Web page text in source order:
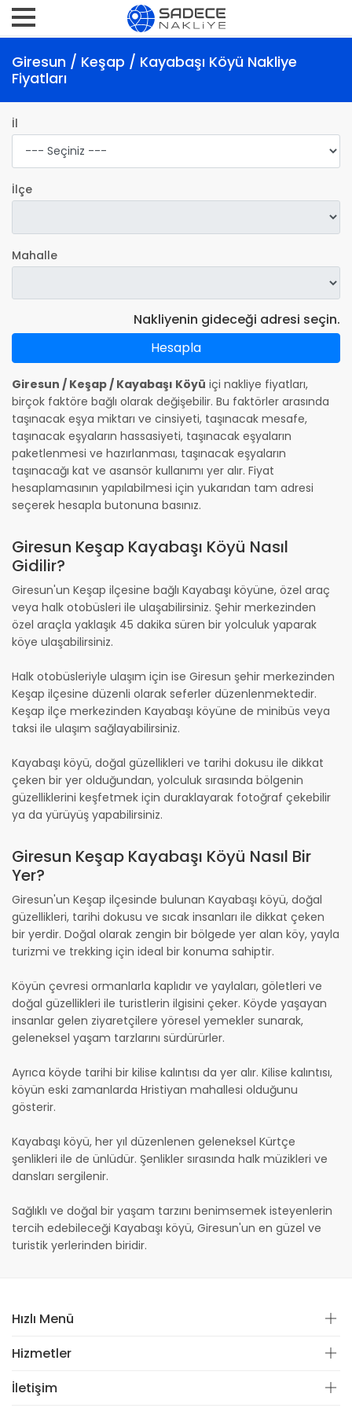
Giresun / Keşap / Kayabaşı Köyü Nakliye
Fiyatları
İl
İlçe
Mahalle
Nakliyenin gideceği adresi seçin.
Hesapla
Giresun / Keşap / Kayabaşı Köyü içi nakliye fiyatları,
birçok faktöre bağlı olarak değişebilir. Bu faktörler arasında
taşınacak eşya miktarı ve cinsiyeti, taşınacak mesafe,
taşınacak eşyaların hassasiyeti, taşınacak eşyaların
paketlenmesi ve hazırlanması, taşınacak eşyaların
taşınacağı kat ve asansör kullanımı yer alır. Fiyat
hesaplamasının yapılabilmesi için yukarıdan tam adresi
seçerek hesapla butonuna basınız.
Giresun Keşap Kayabaşı Köyü Nasıl
Gidilir?
Giresun'un Keşap ilçesine bağlı Kayabaşı köyüne, özel araç
veya halk otobüsleri ile ulaşabilirsiniz. Şehir merkezinden
özel araçla yaklaşık 45 dakika süren bir yolculuk yaparak
köye ulaşabilirsiniz.
Halk otobüsleriyle ulaşım için ise Giresun şehir merkezinden
Keşap ilçesine düzenli olarak seferler düzenlenmektedir.
Keşap ilçe merkezinden Kayabaşı köyüne de minibüs veya
taksi ile ulaşım sağlayabilirsiniz.
Kayabaşı köyü, doğal güzellikleri ve tarihi dokusu ile dikkat
çeken bir yer olduğundan, yolculuk sırasında bölgenin
güzelliklerini keşfetmek için duraklayarak fotoğraf çekebilir
ya da yürüyüş yapabilirsiniz.
Giresun Keşap Kayabaşı Köyü Nasıl Bir
Yer?
Giresun'un Keşap ilçesinde bulunan Kayabaşı köyü, doğal
güzellikleri, tarihi dokusu ve sıcak insanları ile dikkat çeken
bir yerdir. Doğal olarak zengin bir bölgede yer alan köy, yayla
turizmi ve trekking için ideal bir konuma sahiptir.
Köyün çevresi ormanlarla kaplıdır ve yaylaları, göletleri ve
doğal güzellikleri ile turistlerin ilgisini çeker. Köyde yaşayan
insanlar gelen ziyaretçilere yöresel yemekler sunarak,
geleneksel yaşam tarzlarını sürdürürler.
Ayrıca köyde tarihi bir kilise kalıntısı da yer alır. Kilise kalıntısı,
köyün eski zamanlarda Hristiyan mahallesi olduğunu
gösterir.
Kayabaşı köyü, her yıl düzenlenen geleneksel Kürtçe
şenlikleri ile de ünlüdür. Şenlikler sırasında halk müzikleri ve
dansları sergilenir.
Sağlıklı ve doğal bir yaşam tarzını benimsemek isteyenlerin
tercih edebileceği Kayabaşı köyü, Giresun'un en güzel ve
turistik yerlerinden biridir.
Hızlı Menü
Hizmetler
İletişim